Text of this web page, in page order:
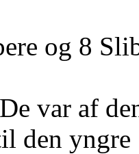
og 8
var af
den yngre